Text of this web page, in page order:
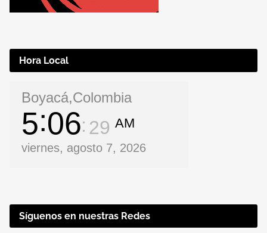
Hora Local
Boyacá,Colombia
5 06 29 AM
viernes, agosto 7, 2026
Síguenos en nuestras Redes